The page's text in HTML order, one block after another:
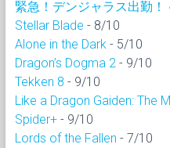
緊急！デンジャラス出勤
Stellar Blade - 8/10
Alone in the Dark - 5/10
Dragon’s Dogma 2 - 9/10
Tekken 8 - 9/10
Like a Dragon Gaiden: The
Spider+ - 9/10
Lords of the Fallen - 7/10